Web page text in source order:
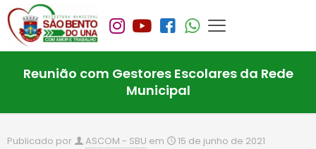
Reunião com Gestores Escolares da Rede
Municipal
Publicado por ASCOM - SBU em 15 de junho de 2021